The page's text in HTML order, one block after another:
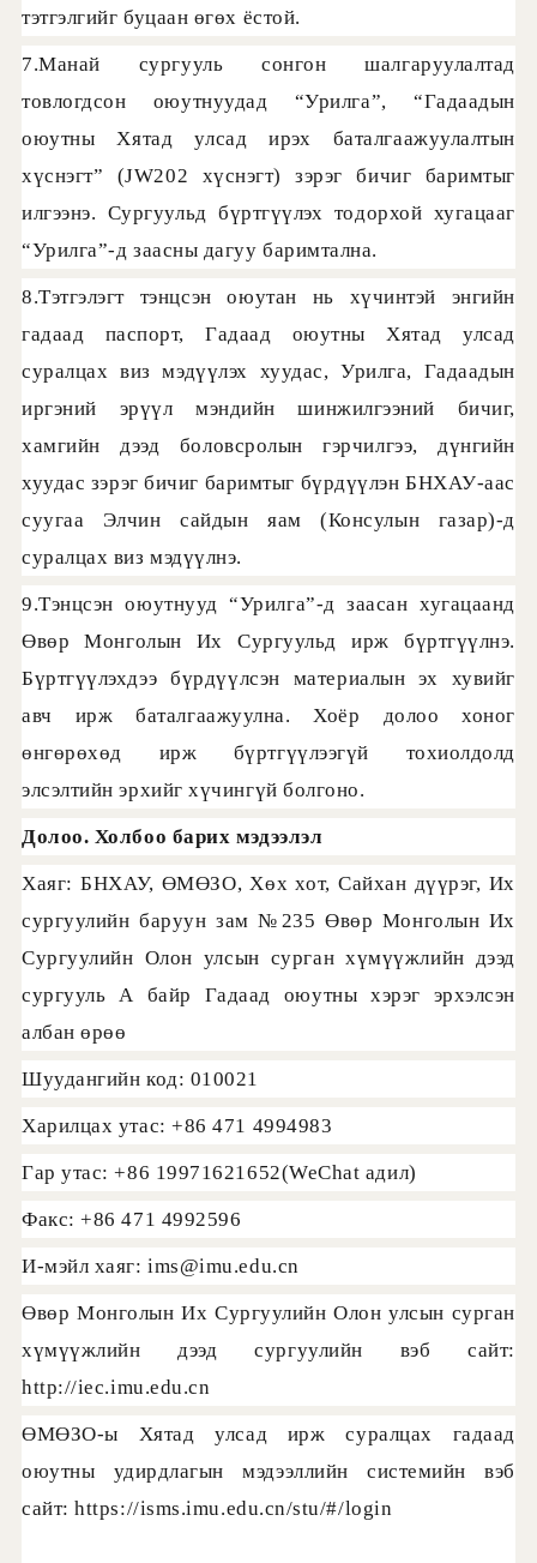
тэтгэлгийг буцаан өгөх ёстой.
7.Манай сургууль сонгон шалгаруулалтад
товлогдсон оюутнуудад “Урилга”, “Гадаадын
оюутны Хятад улсад ирэх баталгаажуулалтын
хүснэгт” (JW202 хүснэгт) зэрэг бичиг баримтыг
илгээнэ. Сургуульд бүртгүүлэх тодорхой хугацааг
“Урилга”-д заасны дагуу баримтална.
8.Тэтгэлэгт тэнцсэн оюутан нь хүчинтэй энгийн
гадаад паспорт, Гадаад оюутны Хятад улсад
суралцах виз мэдүүлэх хуудас, Урилга, Гадаадын
иргэний эрүүл мэндийн шинжилгээний бичиг,
хамгийн дээд боловсролын гэрчилгээ, дүнгийн
хуудас зэрэг бичиг баримтыг бүрдүүлэн БНХАУ-аас
суугаа Элчин сайдын яам (Консулын газар)-д
суралцах виз мэдүүлнэ.
9.Тэнцсэн оюутнууд “Урилга”-д заасан хугацаанд
Өвөр Монголын Их Сургуульд ирж бүртгүүлнэ.
Бүртгүүлэхдээ бүрдүүлсэн материалын эх хувийг
авч ирж баталгаажуулна. Хоёр долоо хоног
өнгөрөхөд ирж бүртгүүлээгүй тохиолдолд
элсэлтийн эрхийг хүчингүй болгоно.
Долоо. Холбоо барих мэдээлэл
Хаяг: БНХАУ, ӨМӨЗО, Хөх хот, Сайхан дүүрэг, Их
сургуулийн баруун зам №235 Өвөр Монголын Их
Сургуулийн Олон улсын сурган хүмүүжлийн дээд
сургууль А байр Гадаад оюутны хэрэг эрхэлсэн
албан өрөө
Шуудангийн код: 010021
Харилцах утас: +86 471 4994983
Гар утас: +86 19971621652(WeChat адил)
Факс: +86 471 4992596
И-мэйл хаяг: ims@imu.edu.cn
Өвөр Монголын Их Сургуулийн Олон улсын сурган
хүмүүжлийн дээд сургуулийн вэб сайт:
http://iec.imu.edu.cn
ӨМӨЗО-ы Хятад улсад ирж суралцах гадаад
оюутны удирдлагын мэдээллийн системийн вэб
сайт: https://isms.imu.edu.cn/stu/#/login